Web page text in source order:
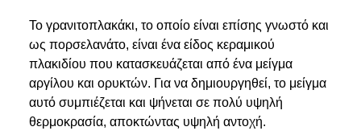
Το γρανιτοπλακάκι, το οποίο είναι επίσης γνωστό και
ως πορσελανάτο, είναι ένα είδος κεραμικού
πλακιδίου που κατασκευάζεται από ένα μείγμα
αργίλου και ορυκτών. Για να δημιουργηθεί, το μείγμα
αυτό συμπιέζεται και ψήνεται σε πολύ υψηλή
θερμοκρασία, αποκτώντας υψηλή αντοχή.